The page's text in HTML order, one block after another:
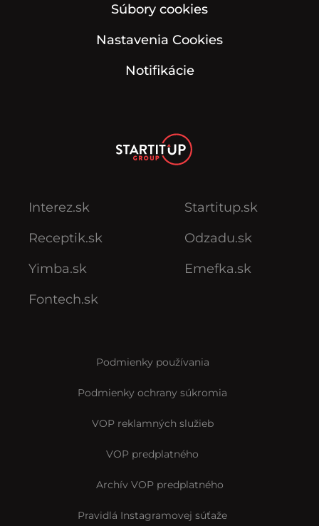
Súbory cookies
Nastavenia Cookies
Notifikácie
Interez.sk
Receptik.sk
Yimba.sk
Fontech.sk
Startitup.sk
Odzadu.sk
Emefka.sk
Podmienky používania
Podmienky ochrany súkromia
VOP reklamných služieb
VOP predplatného
Archív VOP predplatného
Pravidlá Instagramovej súťaže